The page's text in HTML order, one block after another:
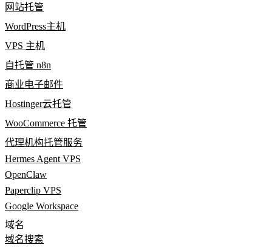
网站托管
WordPress主机
VPS 主机
自托管 n8n
商业电子邮件
Hostinger云托管
WooCommerce 托管
代理机构托管服务
Hermes Agent VPS
OpenClaw
Paperclip VPS
Google Workspace
域名
域名搜索